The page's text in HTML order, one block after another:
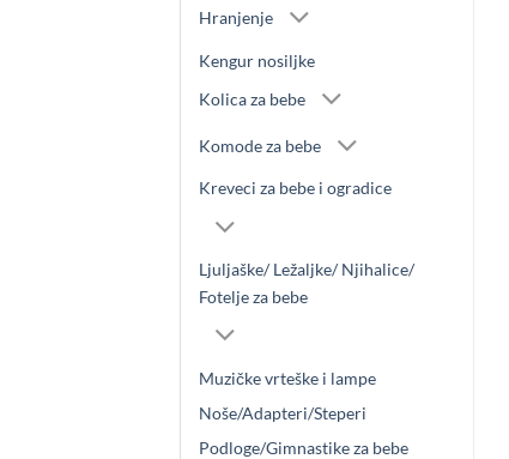
Hranjenje
Kengur nosiljke
Kolica za bebe
Komode za bebe
Kreveci za bebe i ogradice
Ljuljaške/ Ležaljke/ Njihalice/
Fotelje za bebe
Muzičke vrteške i lampe
Noše/Adapteri/Steperi
Podloge/Gimnastike za bebe